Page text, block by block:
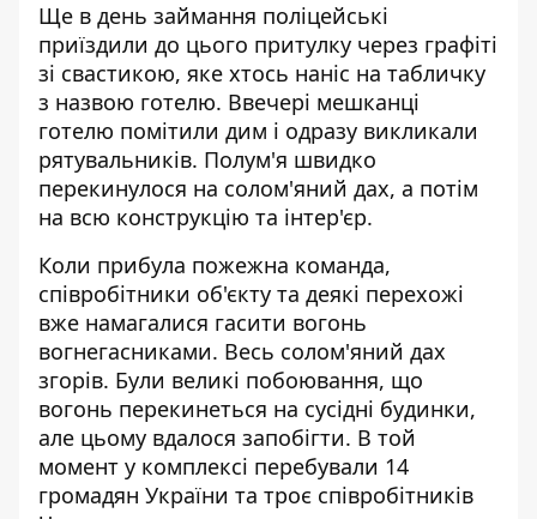
Ще в день займання поліцейські
приїздили до цього притулку через графіті
зі свастикою, яке хтось наніс на табличку
з назвою готелю. Ввечері мешканці
готелю помітили дим і одразу викликали
рятувальників. Полум'я швидко
перекинулося на солом'яний дах, а потім
на всю конструкцію та інтер'єр.
Коли прибула пожежна команда,
співробітники об'єкту та деякі перехожі
вже намагалися гасити вогонь
вогнегасниками. Весь солом'яний дах
згорів. Були великі побоювання, що
вогонь перекинеться на сусідні будинки,
але цьому вдалося запобігти. В той
момент у комплексі перебували 14
громадян України та троє співробітників